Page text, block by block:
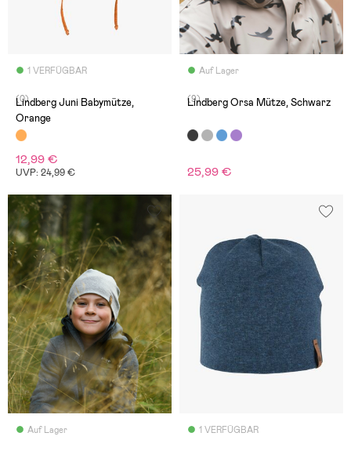
1 VERFÜGBAR
(0)
Lindberg Juni Babymütze,
Orange
12,99 €
UVP: 24,99 €
Auf Lager
(9)
Lindberg Orsa Mütze, Schwarz
25,99 €
Auf Lager 1 VERFÜGBAR